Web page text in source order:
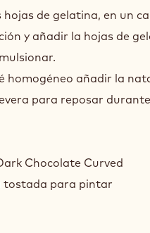
SAO
THOME
de gelatina, en un
y añadir la hojas de
homogéneo añadir la
para reposar
Chocolate Curved
tostada para pintar